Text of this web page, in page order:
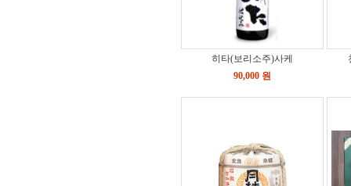
히타(보리소주)사케
90,000 원